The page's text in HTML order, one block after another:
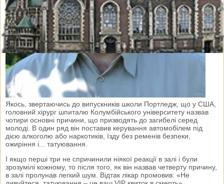
Якось, звертаючись до випускників школи Портледж, що у США,
головний хірург шпиталю Колумбійського університету назвав
чотири основні причини, що призводять до загибелі серед
молоді. В один ряд він поставив керування автомобілем під
дією алкоголю або наркотиків, їзду без ременів безпеки,
ожиріння і... татуювання.
І якщо перші три не спричинили ніякої реакції в залі і були
зрозумілі кожному, то після того, як він назвав четверту причину,
в залі пролунав легкий шум. Відтак лікар промовив: «Не